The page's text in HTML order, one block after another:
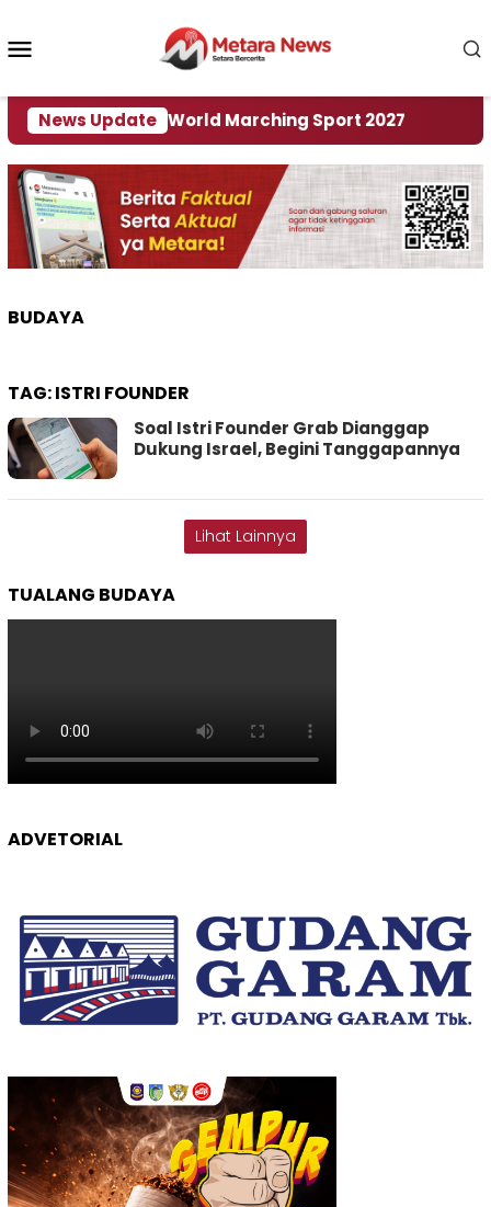
konten
News Update
Tuan Rumah World Marching Sport 2027
BUDAYA
TAG:ISTRI FOUNDER
Soal Istri Founder Grab Dianggap
Dukung Israel, Begini Tanggapannya
Lihat Lainnya
TUALANG BUDAYA
ADVETORIAL